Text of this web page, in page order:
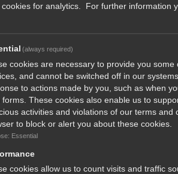
for analytics. For further information
(always required)
cookies are necessary to provide you some
and cannot be switched off in our
to actions made by you, such as when
forms. These cookies also enable us to
activities and violations of our terms and
to block or alert you about these cookies.
Essential
cookies allow us to count visits and traffic